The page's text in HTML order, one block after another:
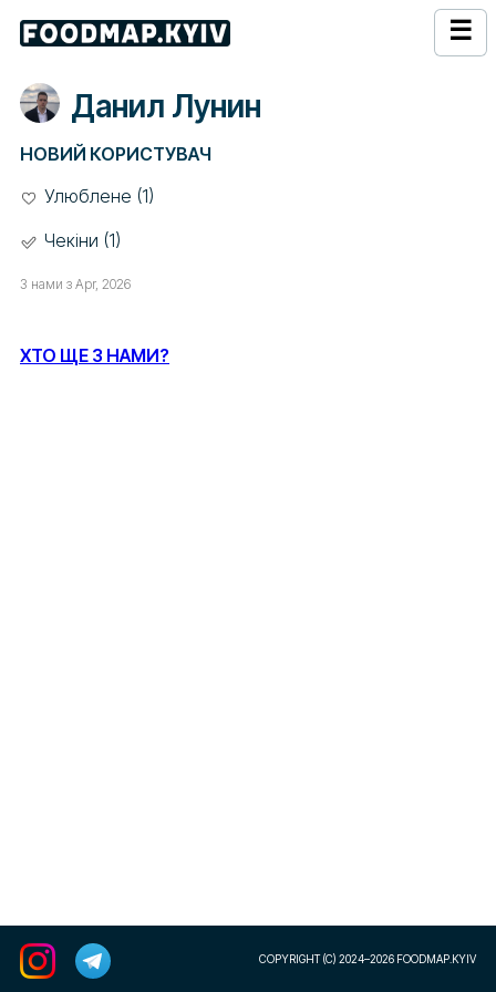
☰
Данил Лунин
НОВИЙ КОРИСТУВАЧ
Улюблене (1)
Чекіни (1)
З нами з Apr, 2026
ХТО ЩЕ З НАМИ?
COPYRIGHT (C) 2024–2026 FOODMAP.KYIV